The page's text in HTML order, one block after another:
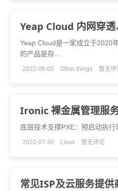
Yeap Cloud 内网穿
Yeap Cloud是一家成立于2020
的产品是存…
2022-08-05 Other things 暂无评
Ironic 裸金属管理服
底层技术支撑PXE：预启动执行
2022-07-30 Linux 暂无评论
常见ISP及云服务提供